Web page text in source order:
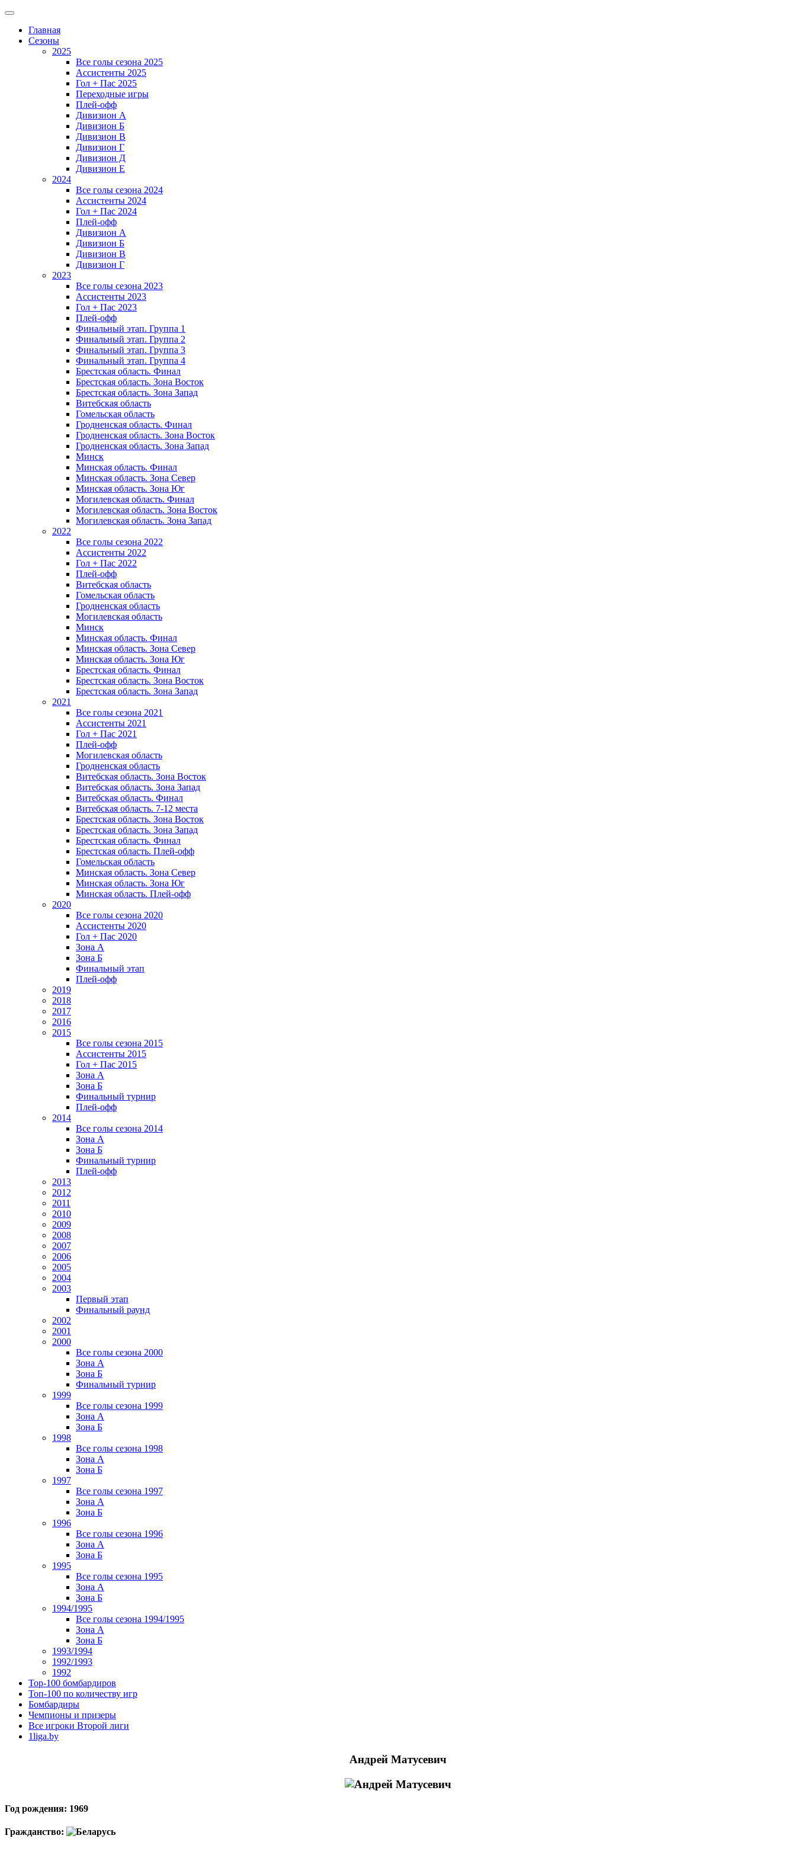
Главная
Сезоны
2025
Все голы сезона 2025
Ассистенты 2025
Гол + Пас 2025
Переходные игры
Плей-офф
Дивизион A
Дивизион Б
Дивизион В
Дивизион Г
Дивизион Д
Дивизион Е
2024
Все голы сезона 2024
Ассистенты 2024
Гол + Пас 2024
Плей-офф
Дивизион A
Дивизион Б
Дивизион В
Дивизион Г
2023
Все голы сезона 2023
Ассистенты 2023
Гол + Пас 2023
Плей-офф
Финальный этап. Группа 1
Финальный этап. Группа 2
Финальный этап. Группа 3
Финальный этап. Группа 4
Брестская область. Финал
Брестская область. Зона Восток
Брестская область. Зона Запад
Витебская область
Гомельская область
Гродненская область. Финал
Гродненская область. Зона Восток
Гродненская область. Зона Запад
Минск
Минская область. Финал
Минская область. Зона Север
Минская область. Зона Юг
Могилевская область. Финал
Могилевская область. Зона Восток
Могилевская область. Зона Запад
2022
Все голы сезона 2022
Ассистенты 2022
Гол + Пас 2022
Плей-офф
Витебская область
Гомельская область
Гродненская область
Могилевская область
Минск
Mинская область. Финал
Минская область. Зона Север
Минская область. Зона Юг
Брестская область. Финал
Брестская область. Зона Восток
Брестская область. Зона Запад
2021
Все голы сезона 2021
Ассистенты 2021
Гол + Пас 2021
Плей-офф
Могилевская область
Гродненская область
Витебская область. Зона Восток
Витебская область. Зона Запад
Витебская область. Финал
Витебская область. 7-12 места
Брестская область. Зона Восток
Брестская область. Зона Запад
Брестская область. Финал
Брестская область. Плей-офф
Гомельская область
Минская область. Зона Север
Минская область. Зона Юг
Минская область. Плей-офф
2020
Все голы сезона 2020
Ассистенты 2020
Гол + Пас 2020
Зона А
Зона Б
Финальный этап
Плей-офф
2019
2018
2017
2016
2015
Все голы сезона 2015
Ассистенты 2015
Гол + Пас 2015
Зона А
Зона Б
Финальный турнир
Плей-офф
2014
Все голы сезона 2014
Зона А
Зона Б
Финальный турнир
Плей-офф
2013
2012
2011
2010
2009
2008
2007
2006
2005
2004
2003
Первый этап
Финальный раунд
2002
2001
2000
Все голы сезона 2000
Зона А
Зона Б
Финальный турнир
1999
Все голы сезона 1999
Зона А
Зона Б
1998
Все голы сезона 1998
Зона А
Зона Б
1997
Все голы сезона 1997
Зона А
Зона Б
1996
Все голы сезона 1996
Зона А
Зона Б
1995
Все голы сезона 1995
Зона А
Зона Б
1994/1995
Все голы сезона 1994/1995
Зона А
Зона Б
1993/1994
1992/1993
1992
Top-100 бомбардиров
Топ-100 по количеству игр
Бомбардиры
Чемпионы и призеры
Все игроки Второй лиги
1liga.by
Андрей Матусевич
Год рождения: 1969
Гражданство: